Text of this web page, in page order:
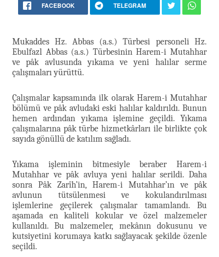
FACEBOOK TELEGRAM
Mukaddes Hz. Abbas (a.s.) Türbesi personeli Hz.
Ebulfazl Abbas (a.s.) Türbesinin Harem-i Mutahhar
ve pâk avlusunda yıkama ve yeni halılar serme
çalışmaları yürüttü.
Çalışmalar kapsamında ilk olarak Harem-i Mutahhar
bölümü ve pâk avludaki eski halılar kaldırıldı. Bunun
hemen ardından yıkama işlemine geçildi. Yıkama
çalışmalarına pâk türbe hizmetkârları ile birlikte çok
sayıda gönüllü de katılım sağladı.
Yıkama işleminin bitmesiyle beraber Harem-i
Mutahhar ve pâk avluya yeni halılar serildi. Daha
sonra Pâk Zarîh’in, Harem-i Mutahhar’ın ve pâk
avlunun tütsülenmesi ve kokulandırılması
işlemlerine geçilerek çalışmalar tamamlandı. Bu
aşamada en kaliteli kokular ve özel malzemeler
kullanıldı. Bu malzemeler, mekânın dokusunu ve
kutsiyetini korumaya katkı sağlayacak şekilde özenle
seçildi.